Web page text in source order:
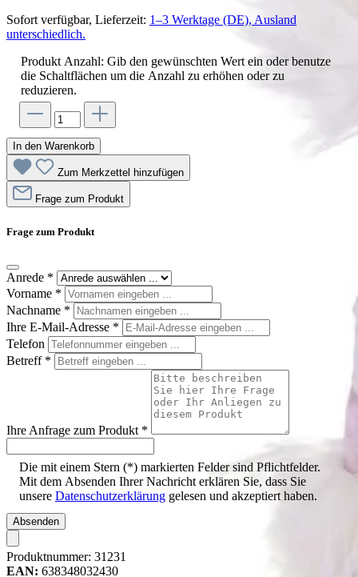
Sofort verfügbar, Lieferzeit: 1–3 Werktage (DE), Ausland
unterschiedlich.
Produkt Anzahl: Gib den gewünschten Wert ein oder benutze
die Schaltflächen um die Anzahl zu erhöhen oder zu
reduzieren.
In den Warenkorb
Zum Merkzettel hinzufügen
Frage zum Produkt
Frage zum Produkt
Anrede *
Vorname *
Nachname *
Ihre E-Mail-Adresse *
Telefon
Betreff *
Ihre Anfrage zum Produkt *
Die mit einem Stern (*) markierten Felder sind Pflichtfelder.
Mit dem Absenden Ihrer Nachricht erklären Sie, dass Sie
unsere Datenschutzerklärung gelesen und akzeptiert haben.
Absenden
Produktnummer: 31231
EAN: 638348032430